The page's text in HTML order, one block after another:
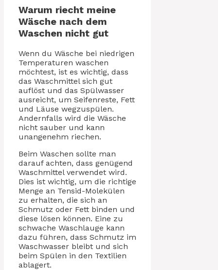
Warum riecht meine
Wäsche nach dem
Waschen nicht gut
Wenn du Wäsche bei niedrigen
Temperaturen waschen
möchtest, ist es wichtig, dass
das Waschmittel sich gut
auflöst und das Spülwasser
ausreicht, um Seifenreste, Fett
und Läuse wegzuspülen.
Andernfalls wird die Wäsche
nicht sauber und kann
unangenehm riechen.
Beim Waschen sollte man
darauf achten, dass genügend
Waschmittel verwendet wird.
Dies ist wichtig, um die richtige
Menge an Tensid-Molekülen
zu erhalten, die sich an
Schmutz oder Fett binden und
diese lösen können. Eine zu
schwache Waschlauge kann
dazu führen, dass Schmutz im
Waschwasser bleibt und sich
beim Spülen in den Textilien
ablagert.